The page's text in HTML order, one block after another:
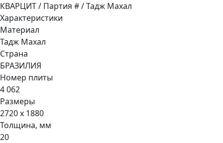
КВАРЦИТ / Партия # / Тадж Махал
Характеристики
Материал
Тадж Махал
Страна
БРАЗИЛИЯ
Номер плиты
4 062
Размеры
2720 x 1880
Толщина, мм
20